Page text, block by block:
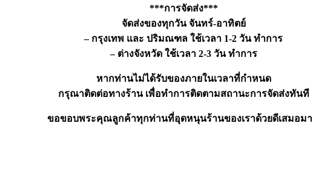
***การจัดส่ง***
จัดส่งของทุกวัน จันทร์-อาทิตย์
– กรุงเทพ และ ปริมณฑล ใช้เวลา 1-2 วัน ทำการ
– ต่างจังหวัด ใช้เวลา 2-3 วัน ทำการ
หากท่านไม่ได้รับของภายในเวลาที่กำหนด
กรุณาติดต่อทางร้าน เพื่อทำการติดตามสถานะการจัดส่งทันที
ขอขอบพระคุณลูกค้าทุกท่านที่อุดหนุนร้านของเราด้วยดีเสมอมา